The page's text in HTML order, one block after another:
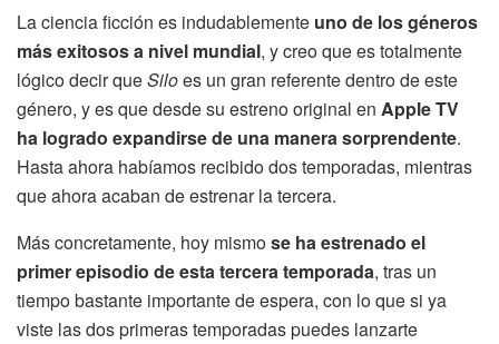
La ciencia ficción es indudablemente uno de los géneros
más exitosos a nivel mundial, y creo que es totalmente
lógico decir queSiloes un gran referente dentro de este
género, y es que desde su estreno original en Apple TV
ha logrado expandirse de una manera sorprendente.
Hasta ahora habíamos recibido dos temporadas, mientras
que ahora acaban de estrenar la tercera.
Más concretamente, hoy mismose ha estrenado el
primer episodio de esta tercera temporada, tras un
tiempo bastante importante de espera, con lo que si ya
viste las dos primeras temporadas puedes lanzarte